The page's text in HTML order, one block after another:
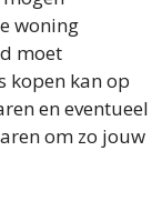
woning
moet
kopen kan op
en eventueel
om zo jouw